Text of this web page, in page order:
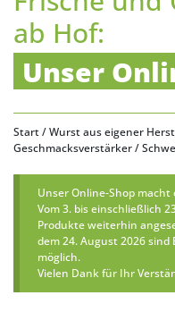
ab Hof:
Unser
Start/Wurst aus eigener
Geschmacksverstärker/
Unser Online-Shop
Vom 3. bis einschließlich
Produkte weiterhin
dem 24. August 2026
möglich.
Vielen Dank für Ihr